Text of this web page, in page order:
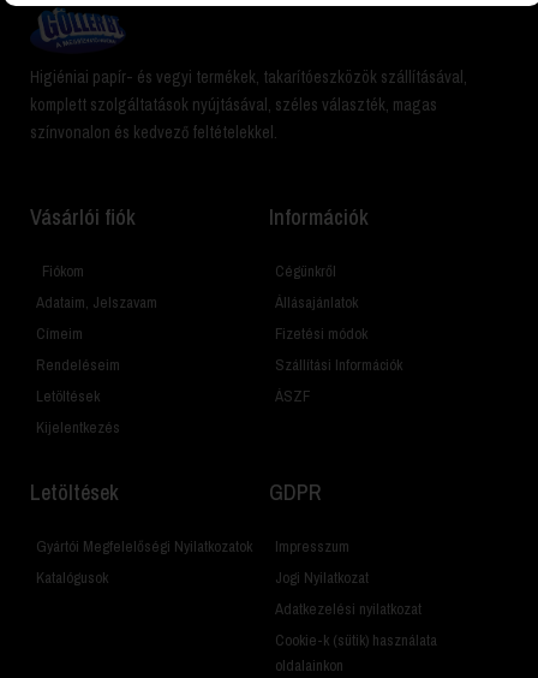
Higiéniai papír- és vegyi termékek, takarítóeszközök szállításával,
komplett szolgáltatások nyújtásával, széles választék, magas
színvonalon és kedvező feltételekkel.
Vásárlói fiók
Fiókom
Adataim, Jelszavam
Címeim
Rendeléseim
Letöltések
Kijelentkezés
Információk
Cégünkről
Állásajánlatok
Fizetési módok
Szállítási Információk
ÁSZF
Letöltések
Gyártói Megfelelőségi Nyilatkozatok
Katalógusok
GDPR
Impresszum
Jogi Nyilatkozat
Adatkezelési nyilatkozat
Cookie-k (sütik) használata
oldalainkon